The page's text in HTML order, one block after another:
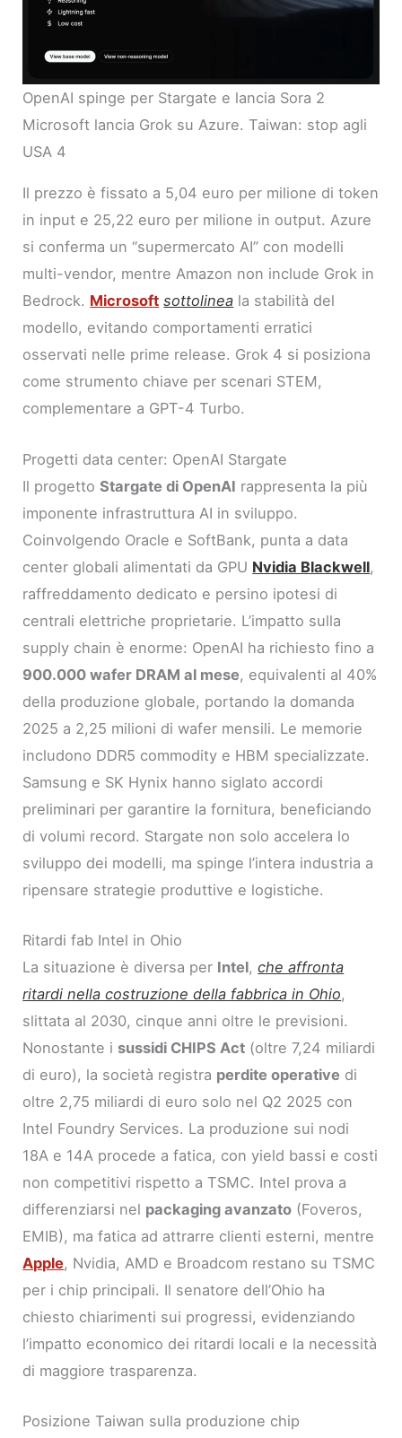
OpenAI spinge per Stargate e lancia Sora 2
Microsoft lancia Grok su Azure. Taiwan: stop agli
USA 4
Il prezzo è fissato a 5,04 euro per milione di token
in input e 25,22 euro per milione in output. Azure
si conferma un “supermercato AI” con modelli
multi-vendor, mentre Amazon non include Grok in
Bedrock. Microsoft sottolinea la stabilità del
modello, evitando comportamenti erratici
osservati nelle prime release. Grok 4 si posiziona
come strumento chiave per scenari STEM,
complementare a GPT-4 Turbo.
Progetti data center: OpenAI Stargate
Il progettoStargate di OpenAI rappresenta la più
imponente infrastruttura AI in sviluppo.
Coinvolgendo Oracle e SoftBank, punta a data
center globali alimentati da GPU Nvidia Blackwell,
raffreddamento dedicato e persino ipotesi di
centrali elettriche proprietarie. L’impatto sulla
supply chain è enorme: OpenAI ha richiesto fino a
900.000 wafer DRAM al mese, equivalenti al 40%
della produzione globale, portando la domanda
2025 a 2,25 milioni di wafer mensili. Le memorie
includono DDR5 commodity e HBM specializzate.
Samsung e SK Hynix hanno siglato accordi
preliminari per garantire la fornitura, beneficiando
di volumi record. Stargate non solo accelera lo
sviluppo dei modelli, ma spinge l’intera industria a
ripensare strategie produttive e logistiche.
Ritardi fab Intel in Ohio
La situazione è diversa per Intel,che affronta
ritardi nella costruzione della fabbrica in Ohio,
slittata al 2030, cinque anni oltre le previsioni.
Nonostante i sussidi CHIPS Act (oltre 7,24 miliardi
di euro), la società registra perdite operative di
oltre 2,75 miliardi di euro solo nel Q2 2025 con
Intel Foundry Services. La produzione sui nodi
18A e 14A procede a fatica, con yield bassi e costi
non competitivi rispetto a TSMC. Intel prova a
differenziarsi nel packaging avanzato (Foveros,
EMIB), ma fatica ad attrarre clienti esterni, mentre
Apple, Nvidia, AMD e Broadcom restano su TSMC
per i chip principali. Il senatore dell’Ohio ha
chiesto chiarimenti sui progressi, evidenziando
l’impatto economico dei ritardi locali e la necessità
di maggiore trasparenza.
Posizione Taiwan sulla produzione chip